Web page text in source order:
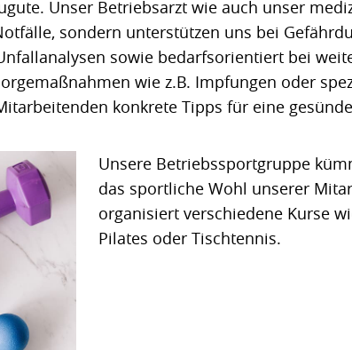
Unser Betriebsarzt wie auch unser
sondern unterstützen uns bei
sowie bedarfsorientiert bei
wie z.B. Impfungen oder
konkrete Tipps für eine
Unsere Betriebssportgruppe
das sportliche Wohl unserer
organisiert verschiedene Kurse
Pilates oder Tischtennis.